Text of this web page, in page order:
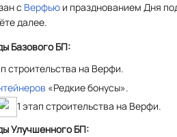
с Верфью и празднованием Дня
далее.
Базового БП:
строительства на Верфи.
«Редкие бонусы».
1 этап строительства на Верфи.
Улучшенного БП: